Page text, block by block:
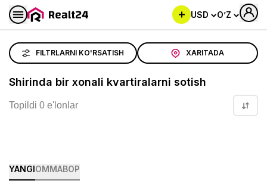
USD O’Z
FILTRLARNI KO'RSATISH XARITADA
Shirinda bir xonali kvartiralarni sotish
Topildi 0 e'lonlar
YANGIOMMABOP